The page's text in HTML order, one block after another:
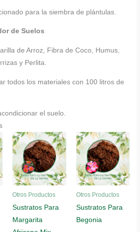
para la siembra de plántulas.
de Suelos
de Arroz, Fibra de Coco, Humus,
y Perlita.
todos los materiales con 100 litros de
el suelo.
Otros Productos
Sustratos Para
Margarita
Otros Productos
Sustratos Para
Begonia